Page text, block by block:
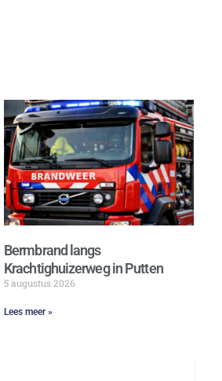
Bermbrand langs
Krachtighuizerweg in Putten
5 augustus 2026
Lees meer »